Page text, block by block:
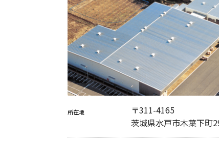
所在地
〒311-4165
茨城県水戸市木葉下町